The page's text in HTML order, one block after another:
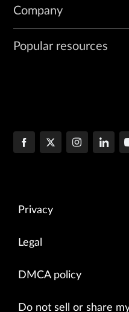
Company
Popular resources
Privacy
Legal
DMCA policy
Do not sell or share